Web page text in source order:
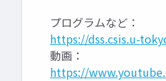
プログラムなど：
https://dss.csis.u-
動画：
https://